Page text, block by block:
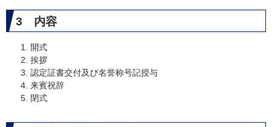
3 内容
開式
挨拶
認定証書交付及び名誉称号記授与
来賓祝辞
閉式